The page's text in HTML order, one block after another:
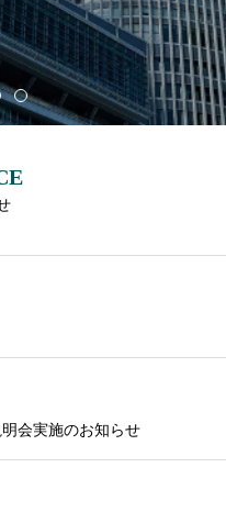
会実施のお知らせ